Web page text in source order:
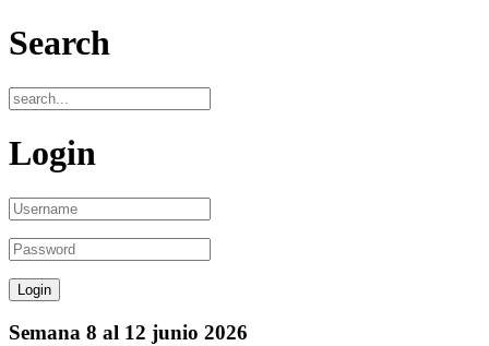
Search
Login
Semana 8 al 12 junio 2026